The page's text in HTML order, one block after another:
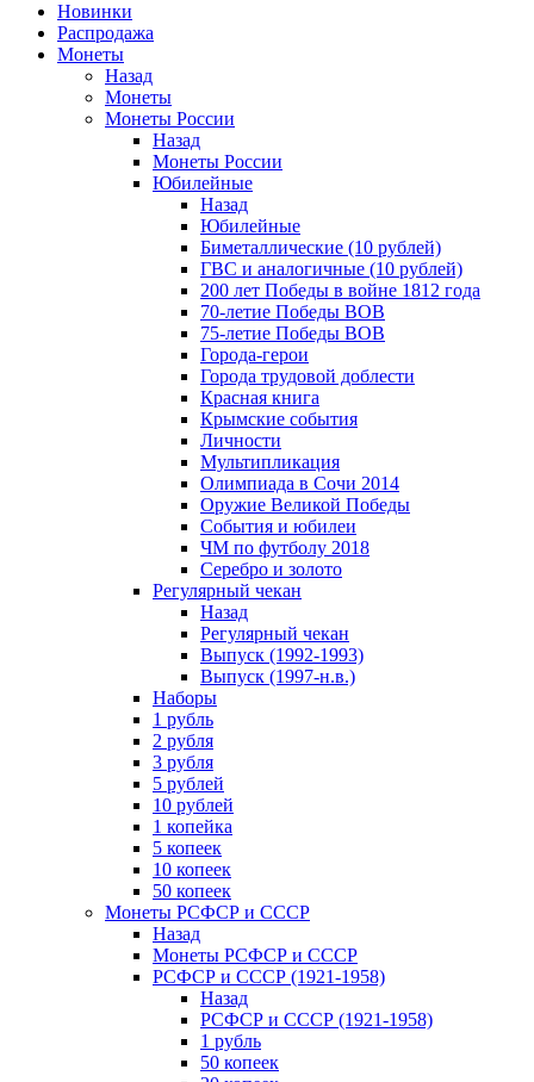
Новинки
Распродажа
Монеты
Назад
Монеты
Монеты России
Назад
Монеты России
Юбилейные
Назад
Юбилейные
Биметаллические (10 рублей)
ГВС и аналогичные (10 рублей)
200 лет Победы в войне 1812 года
70-летие Победы ВОВ
75-летие Победы ВОВ
Города-герои
Города трудовой доблести
Красная книга
Крымские события
Личности
Мультипликация
Олимпиада в Сочи 2014
Оружие Великой Победы
События и юбилеи
ЧМ по футболу 2018
Серебро и золото
Регулярный чекан
Назад
Регулярный чекан
Выпуск (1992-1993)
Выпуск (1997-н.в.)
Наборы
1 рубль
2 рубля
3 рубля
5 рублей
10 рублей
1 копейка
5 копеек
10 копеек
50 копеек
Монеты РСФСР и СССР
Назад
Монеты РСФСР и СССР
РСФСР и СССР (1921-1958)
Назад
РСФСР и СССР (1921-1958)
1 рубль
50 копеек